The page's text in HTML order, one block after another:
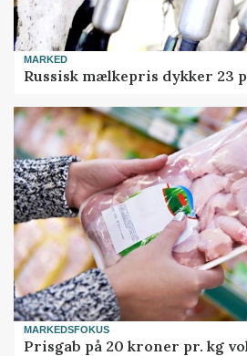
MARKED
Russisk mælkepris dykker 23
MARKEDSFOKUS
Prisgab på 20 kroner pr. kg